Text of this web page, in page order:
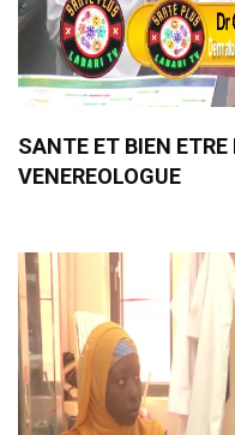
SANTE ET BIEN
VENEREOLOGUE